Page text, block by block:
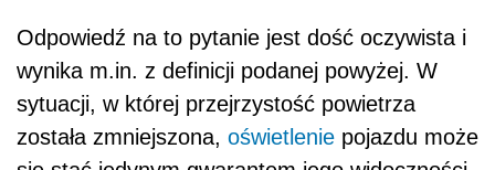
Odpowiedź na to pytanie jest dość oczywista i
wynika m.in. z definicji podanej powyżej. W
sytuacji, w której przejrzystość powietrza
została zmniejszona, oświetlenie pojazdu może